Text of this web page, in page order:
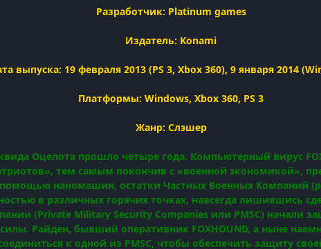
Разработчик: Platinum games
Издатель: Konami
выпуска: 19 февраля 2013 (PS 3, Xbox 360), 9 января 2014
Платформы: Windows, Xbox 360, PS 3
Жанр: Слэшер
Оцелота прошло четыре года. Компьютерный вирус
тем самым покончив с «военной экономикой»,
помощью наномашин, остатки Частных Военных Компаний
в различных горячих точках, навсегда лишившись
(Private Military Security Companies или PMSC) начали
Райден, бывший оперативник FOXHOUND, а ныне
к одной из PMSC, чтобы обеспечить защиту